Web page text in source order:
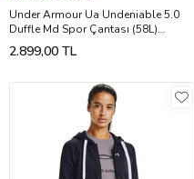
Under Armour Ua Undeniable 5.0
Duffle Md Spor Çantası (58L)
1369223-001 Siyah
2.899,00 TL